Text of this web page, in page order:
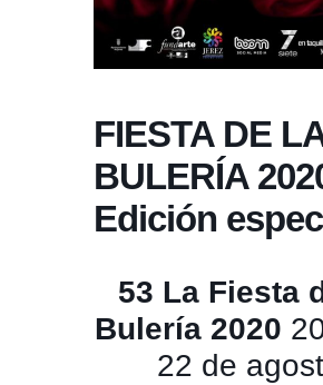
FIESTA DE
BULERÍA
Edición
53 La Fiesta
Bulería 2020
22 de